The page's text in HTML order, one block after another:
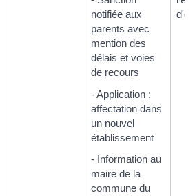
notifiée aux
parents avec
mention des
délais et voies
de recours
- Application :
affectation dans
un nouvel
établissement
- Information au
maire de la
commune du